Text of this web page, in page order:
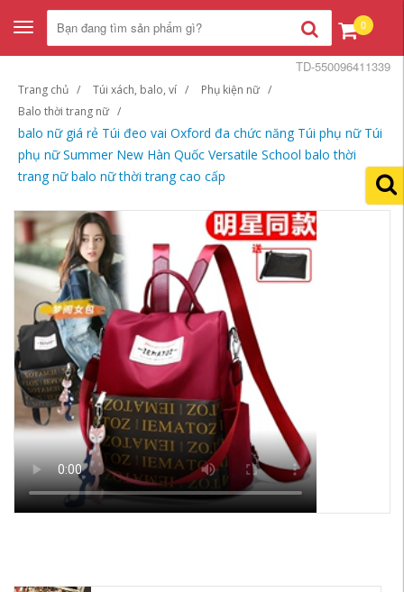
Toggle
navigation
0
Trang chủ Túi xách, balo, ví
Phụ kiện nữ
Balo thời trang nữ
balo nữ giá rẻ Túi đeo vai Oxford đa chức năng Túi phụ nữ Túi
phụ nữ Summer New Hàn Quốc Versatile School balo thời
trang nữ balo nữ thời trang cao cấp
TD-550096411339